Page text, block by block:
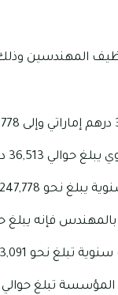
بتوظيف
درهم إماراتي.
درهم إماراتي.
حوالي 95,654 درهم
درهم إماراتي.
25,168 درهم إماراتي.